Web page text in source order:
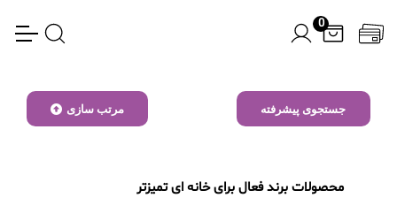
0
جستجوی پیشرفته مرتب سازی
محصولات برند فعال برای خانه ای تمیزتر